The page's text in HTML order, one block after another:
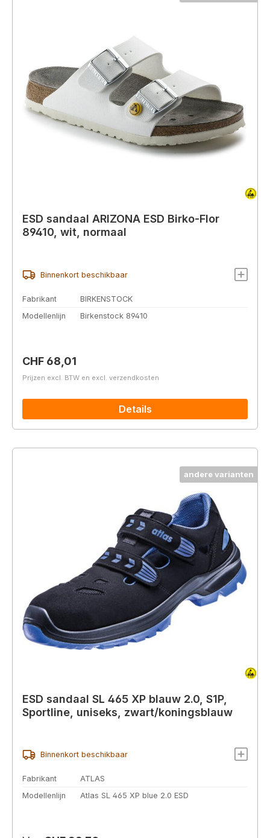
ESD sandaal ARIZONA ESD Birko-Flor
89410, wit, normaal
Binnenkort beschikbaar
Fabrikant
BIRKENSTOCK
Modellenlijn
Birkenstock 89410
Normale prijs:
CHF 68,01
Prijzen excl. BTW en excl. verzendkosten
Details
andere varianten
ESD sandaal SL 465 XP blauw 2.0, S1P,
Sportline, uniseks, zwart/koningsblauw
Binnenkort beschikbaar
Fabrikant
ATLAS
Modellenlijn
Atlas SL 465 XP blue 2.0 ESD